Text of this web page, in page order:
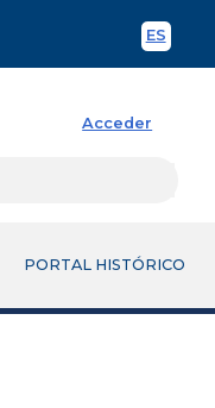
ES
Acceder
PORTAL HISTÓRICO